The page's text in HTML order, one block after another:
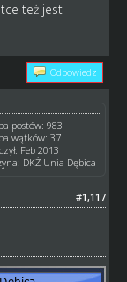
też jest
Odpowiedz
postów: 983
wątków: 37
Feb 2013
DKŻ Unia Dębica
#1,117